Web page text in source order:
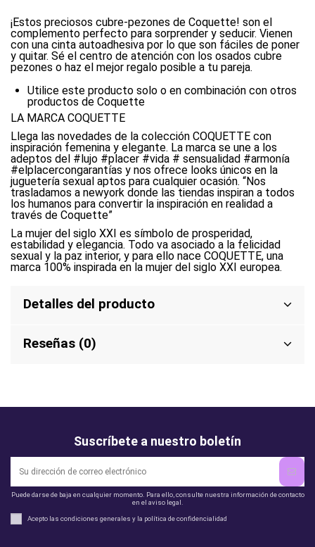
¡Estos preciosos cubre-pezones de Coquette! son el
complemento perfecto para sorprender y seducir. Vienen
con una cinta autoadhesiva por lo que son fáciles de poner
y quitar. Sé el centro de atención con los osados cubre
pezones o haz el mejor regalo posible a tu pareja.
Utilice este producto solo o en combinación con otros
productos de Coquette
LA MARCA COQUETTE
Llega las novedades de la colección COQUETTE con
inspiración femenina y elegante. La marca se une a los
adeptos del #lujo #placer #vida # sensualidad #armonía
#elplacercongarantías y nos ofrece looks únicos en la
juguetería sexual aptos para cualquier ocasión. “Nos
trasladamos a newyork donde las tiendas inspiran a todos
los humanos para convertir la inspiración en realidad a
través de Coquette”
La mujer del siglo XXI es símbolo de prosperidad,
estabilidad y elegancia. Todo va asociado a la felicidad
sexual y la paz interior, y para ello nace COQUETTE, una
marca 100% inspirada en la mujer del siglo XXI europea.
Detalles del producto
Reseñas (0)
Suscríbete a nuestro boletín
Puede darse de baja en cualquier momento. Para ello, consulte nuestra información de contacto
en el aviso legal.
Acepto las condiciones generales y la política de confidencialidad